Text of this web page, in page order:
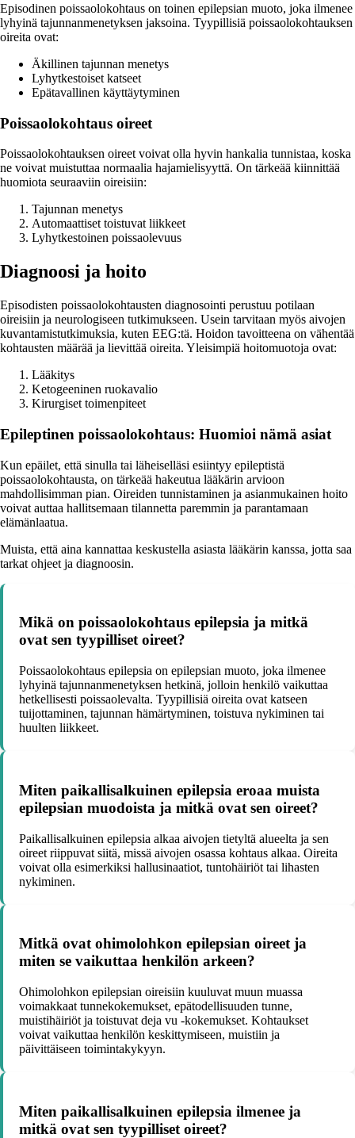
Episodinen poissaolokohtaus on toinen epilepsian muoto, joka ilmenee
lyhyinä tajunnanmenetyksen jaksoina. Tyypillisiä poissaolokohtauksen
oireita ovat:
Äkillinen tajunnan menetys
Lyhytkestoiset katseet
Epätavallinen käyttäytyminen
Poissaolokohtaus oireet
Poissaolokohtauksen oireet voivat olla hyvin hankalia tunnistaa, koska
ne voivat muistuttaa normaalia hajamielisyyttä. On tärkeää kiinnittää
huomiota seuraaviin oireisiin:
Tajunnan menetys
Automaattiset toistuvat liikkeet
Lyhytkestoinen poissaolevuus
Diagnoosi ja hoito
Episodisten poissaolokohtausten diagnosointi perustuu potilaan
oireisiin ja neurologiseen tutkimukseen. Usein tarvitaan myös aivojen
kuvantamistutkimuksia, kuten EEG:tä. Hoidon tavoitteena on vähentää
kohtausten määrää ja lievittää oireita. Yleisimpiä hoitomuotoja ovat:
Lääkitys
Ketogeeninen ruokavalio
Kirurgiset toimenpiteet
Epileptinen poissaolokohtaus: Huomioi nämä asiat
Kun epäilet, että sinulla tai läheiselläsi esiintyy epileptistä
poissaolokohtausta, on tärkeää hakeutua lääkärin arvioon
mahdollisimman pian. Oireiden tunnistaminen ja asianmukainen hoito
voivat auttaa hallitsemaan tilannetta paremmin ja parantamaan
elämänlaatua.
Muista, että aina kannattaa keskustella asiasta lääkärin kanssa, jotta saa
tarkat ohjeet ja diagnoosin.
Mikä on poissaolokohtaus epilepsia ja mitkä
ovat sen tyypilliset oireet?
Poissaolokohtaus epilepsia on epilepsian muoto, joka ilmenee
lyhyinä tajunnanmenetyksen hetkinä, jolloin henkilö vaikuttaa
hetkellisesti poissaolevalta. Tyypillisiä oireita ovat katseen
tuijottaminen, tajunnan hämärtyminen, toistuva nykiminen tai
huulten liikkeet.
Miten paikallisalkuinen epilepsia eroaa muista
epilepsian muodoista ja mitkä ovat sen oireet?
Paikallisalkuinen epilepsia alkaa aivojen tietyltä alueelta ja sen
oireet riippuvat siitä, missä aivojen osassa kohtaus alkaa. Oireita
voivat olla esimerkiksi hallusinaatiot, tuntohäiriöt tai lihasten
nykiminen.
Mitkä ovat ohimolohkon epilepsian oireet ja
miten se vaikuttaa henkilön arkeen?
Ohimolohkon epilepsian oireisiin kuuluvat muun muassa
voimakkaat tunnekokemukset, epätodellisuuden tunne,
muistihäiriöt ja toistuvat deja vu -kokemukset. Kohtaukset
voivat vaikuttaa henkilön keskittymiseen, muistiin ja
päivittäiseen toimintakykyyn.
Miten paikallisalkuinen epilepsia ilmenee ja
mitkä ovat sen tyypilliset oireet?